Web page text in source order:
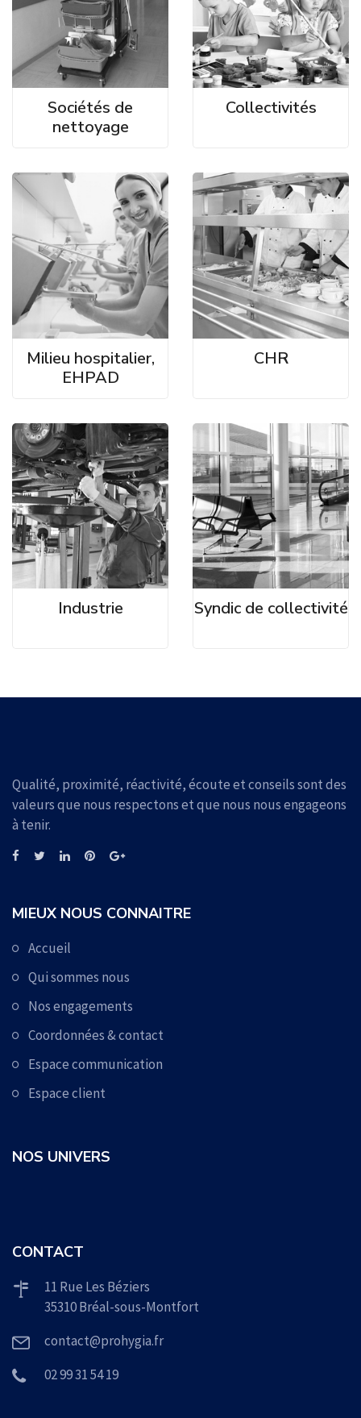
Sociétés de
nettoyage
Collectivités
Milieu hospitalier,
EHPAD
CHR
Industrie Syndic de collectivité
Qualité, proximité, réactivité, écoute et conseils sont des
valeurs que nous respectons et que nous nous engageons
à tenir.
MIEUX NOUS CONNAITRE
Accueil
Qui sommes nous
Nos engagements
Coordonnées & contact
Espace communication
Espace client
NOS UNIVERS
CONTACT
11 Rue Les Béziers
35310 Bréal-sous-Montfort
contact@prohygia.fr
02 99 31 54 19